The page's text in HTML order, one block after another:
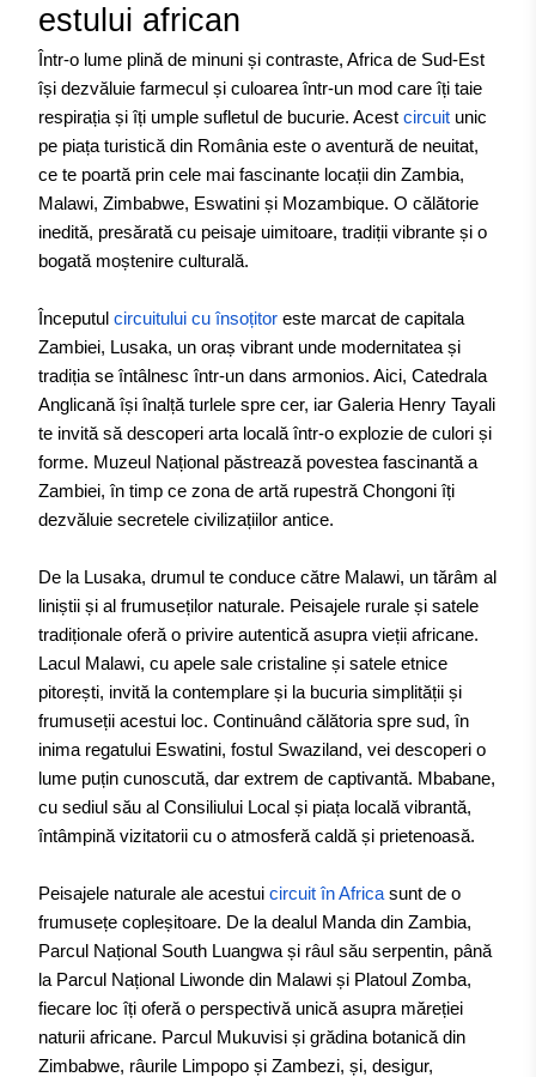
estului african
Într-o lume plină de minuni și contraste, Africa de Sud-Est
își dezvăluie farmecul și culoarea într-un mod care îți taie
respirația și îți umple sufletul de bucurie. Acest circuit unic
pe piața turistică din România este o aventură de neuitat,
ce te poartă prin cele mai fascinante locații din Zambia,
Malawi, Zimbabwe, Eswatini și Mozambique. O călătorie
inedită, presărată cu peisaje uimitoare, tradiții vibrante și o
bogată moștenire culturală.
Începutul circuitului cu însoțitor este marcat de capitala
Zambiei, Lusaka, un oraș vibrant unde modernitatea și
tradiția se întâlnesc într-un dans armonios. Aici, Catedrala
Anglicană își înalță turlele spre cer, iar Galeria Henry Tayali
te invită să descoperi arta locală într-o explozie de culori și
forme. Muzeul Național păstrează povestea fascinantă a
Zambiei, în timp ce zona de artă rupestră Chongoni îți
dezvăluie secretele civilizațiilor antice.
De la Lusaka, drumul te conduce către Malawi, un tărâm al
liniștii și al frumuseților naturale. Peisajele rurale și satele
tradiționale oferă o privire autentică asupra vieții africane.
Lacul Malawi, cu apele sale cristaline și satele etnice
pitorești, invită la contemplare și la bucuria simplității și
frumuseții acestui loc. Continuând călătoria spre sud, în
inima regatului Eswatini, fostul Swaziland, vei descoperi o
lume puțin cunoscută, dar extrem de captivantă. Mbabane,
cu sediul său al Consiliului Local și piața locală vibrantă,
întâmpină vizitatorii cu o atmosferă caldă și prietenoasă.
Peisajele naturale ale acestui circuit în Africa sunt de o
frumusețe copleșitoare. De la dealul Manda din Zambia,
Parcul Național South Luangwa și râul său serpentin, până
la Parcul Național Liwonde din Malawi și Platoul Zomba,
fiecare loc îți oferă o perspectivă unică asupra măreției
naturii africane. Parcul Mukuvisi și grădina botanică din
Zimbabwe, râurile Limpopo și Zambezi, și, desigur,